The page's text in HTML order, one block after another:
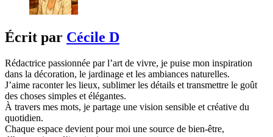
Écrit par Cécile D
Rédactrice passionnée par l’art de vivre, je puise mon inspiration
dans la décoration, le jardinage et les ambiances naturelles.
J’aime raconter les lieux, sublimer les détails et transmettre le goût
des choses simples et élégantes.
À travers mes mots, je partage une vision sensible et créative du
quotidien.
Chaque espace devient pour moi une source de bien-être,